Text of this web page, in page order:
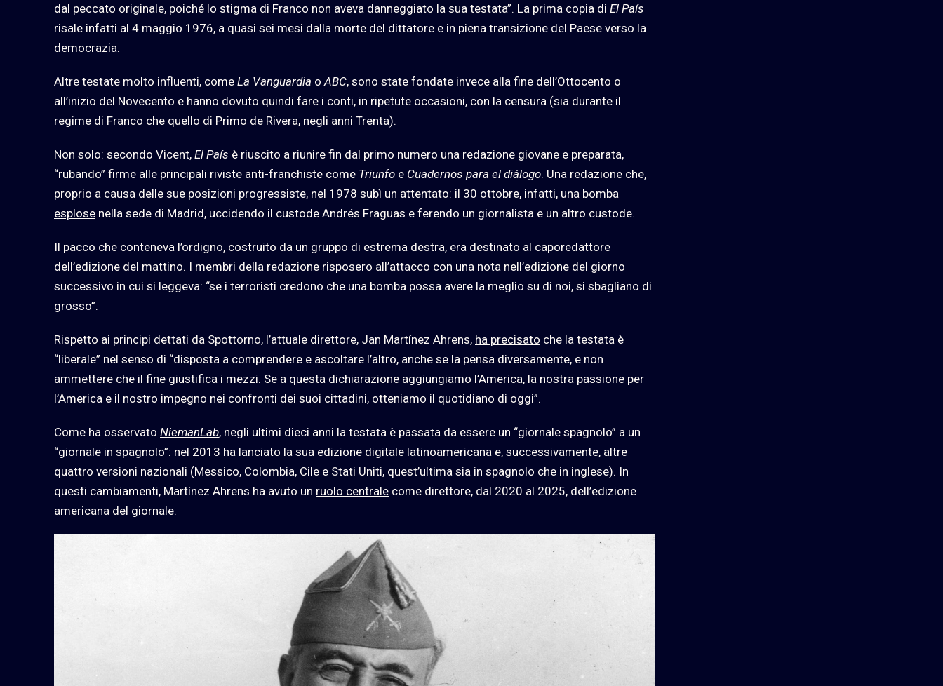
dal peccato originale, poiché lo stigma di Franco non aveva danneggiato la sua testata”. La prima copia di El País
risale infatti al 4 maggio 1976, a quasi sei mesi dalla morte del dittatore e in piena transizione del Paese verso la
democrazia.
Altre testate molto influenti, come La Vanguardia o ABC, sono state fondate invece alla fine dell’Ottocento o
all’inizio del Novecento e hanno dovuto quindi fare i conti, in ripetute occasioni, con la censura (sia durante il
regime di Franco che quello di Primo de Rivera, negli anni Trenta).
Non solo: secondo Vicent, El País è riuscito a riunire fin dal primo numero una redazione giovane e preparata,
“rubando” firme alle principali riviste anti-franchiste come Triunfo e Cuadernos para el diálogo. Una redazione che,
proprio a causa delle sue posizioni progressiste, nel 1978 subì un attentato: il 30 ottobre, infatti, una bomba
esplose nella sede di Madrid, uccidendo il custode Andrés Fraguas e ferendo un giornalista e un altro custode.
Il pacco che conteneva l’ordigno, costruito da un gruppo di estrema destra, era destinato al caporedattore
dell’edizione del mattino. I membri della redazione risposero all’attacco con una nota nell’edizione del giorno
successivo in cui si leggeva: “se i terroristi credono che una bomba possa avere la meglio su di noi, si sbagliano di
grosso”.
Rispetto ai principi dettati da Spottorno, l’attuale direttore, Jan Martínez Ahrens, ha precisato che la testata è
“liberale” nel senso di “disposta a comprendere e ascoltare l’altro, anche se la pensa diversamente, e non
ammettere che il fine giustifica i mezzi. Se a questa dichiarazione aggiungiamo l’America, la nostra passione per
l’America e il nostro impegno nei confronti dei suoi cittadini, otteniamo il quotidiano di oggi”.
Come ha osservato NiemanLab, negli ultimi dieci anni la testata è passata da essere un “giornale spagnolo” a un
“giornale in spagnolo”: nel 2013 ha lanciato la sua edizione digitale latinoamericana e, successivamente, altre
quattro versioni nazionali (Messico, Colombia, Cile e Stati Uniti, quest’ultima sia in spagnolo che in inglese). In
questi cambiamenti, Martínez Ahrens ha avuto un ruolo centrale come direttore, dal 2020 al 2025, dell’edizione
americana del giornale.